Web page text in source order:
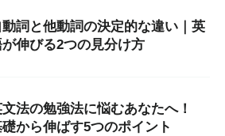
動詞と他動詞の決定的な違い｜英
伸びる2つの見分け方
文法の勉強法に悩むあなたへ！
から伸ばす5つのポイント